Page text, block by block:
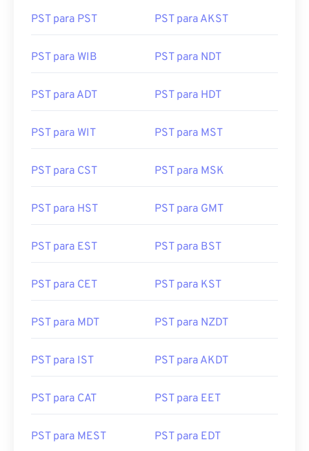
PST para WIB PST para NDT
PST para ADT PST para HDT
PST para WIT PST para MST
PST para CST PST para MSK
PST para HST PST para GMT
PST para EST PST para BST
PST para CET PST para KST
PST para MDT PST para NZDT
PST para IST PST para AKDT
PST para CAT PST para EET
PST para MEST PST para EDT
PST para NST PST para IDT